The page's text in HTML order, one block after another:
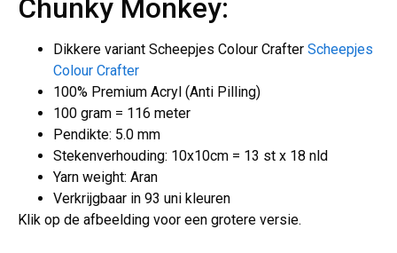
Chunky Monkey:
Dikkere variant Scheepjes Colour Crafter Scheepjes
Colour Crafter
100% Premium Acryl (Anti Pilling)
100 gram = 116 meter
Pendikte: 5.0 mm
Stekenverhouding: 10x10cm = 13 st x 18 nld
Yarn weight: Aran
Verkrijgbaar in 93 uni kleuren
Klik op de afbeelding voor een grotere versie.